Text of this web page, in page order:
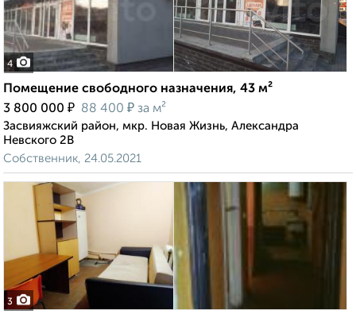
4
Помещение свободного назначения, 43 м²
3 800 000 ₽ 88 400 ₽ за м²
Засвияжский район, мкр. Новая Жизнь, Александра
Невского 2В
Собственник, 24.05.2021
3